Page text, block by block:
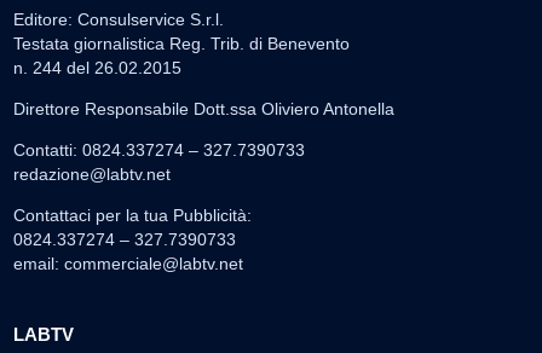
Editore: Consulservice S.r.l.
Testata giornalistica Reg. Trib. di Benevento
n. 244 del 26.02.2015
Direttore Responsabile Dott.ssa Oliviero Antonella
Contatti: 0824.337274 – 327.7390733
redazione@labtv.net
Contattaci per la tua Pubblicità:
0824.337274 – 327.7390733
email: commerciale@labtv.net
LABTV